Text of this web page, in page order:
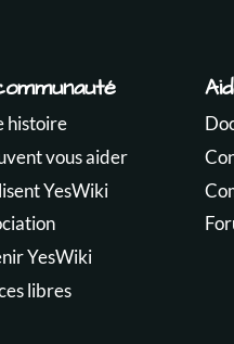
histoire
vous aider
YesWiki
YesWiki
libres